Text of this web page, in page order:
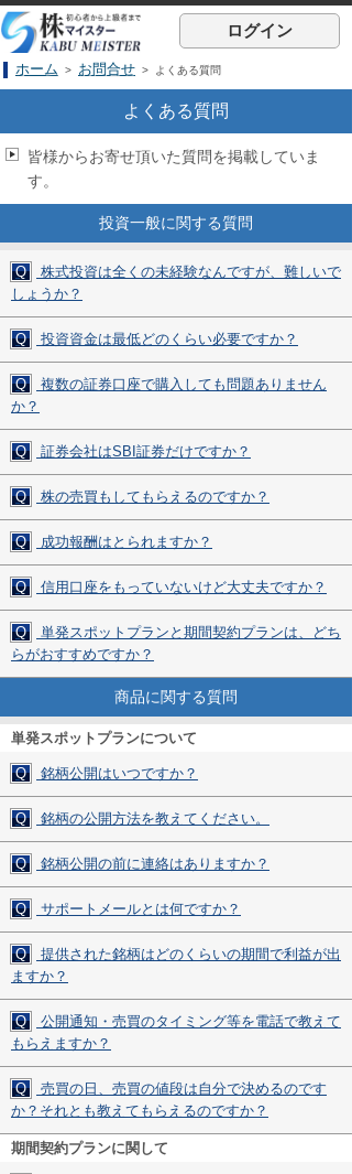
ログイン
ホーム > お問合せ > よくある質問
よくある質問
皆様からお寄せ頂いた質問を掲載していま
す。
投資一般に関する質問
Q
株式投資は全くの未経験なんですが、難しいで
しょうか？
Q 投資資金は最低どのくらい必要ですか？
Q
複数の証券口座で購入しても問題ありません
か？
Q 証券会社はSBI証券だけですか？
Q 株の売買もしてもらえるのですか？
Q 成功報酬はとられますか？
Q 信用口座をもっていないけど大丈夫ですか？
Q
単発スポットプランと期間契約プランは、どち
らがおすすめですか？
商品に関する質問
単発スポットプランについて
Q 銘柄公開はいつですか？
Q 銘柄の公開方法を教えてください。
Q 銘柄公開の前に連絡はありますか？
Q サポートメールとは何ですか？
Q
提供された銘柄はどのくらいの期間で利益が出
ますか？
Q
公開通知・売買のタイミング等を電話で教えて
もらえますか？
Q
売買の日、売買の値段は自分で決めるのです
か？それとも教えてもらえるのですか？
期間契約プランに関して